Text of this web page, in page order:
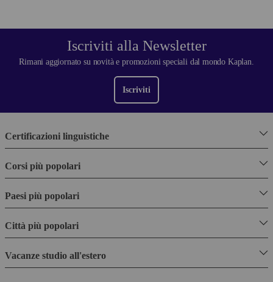
Iscriviti alla Newsletter
Rimani aggiornato su novità e promozioni speciali dal mondo Kaplan.
Iscriviti
Certificazioni linguistiche
Corsi più popolari
Paesi più popolari
Città più popolari
Vacanze studio all'estero